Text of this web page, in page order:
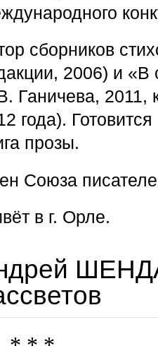
сборников
2006) и «В
Ганичева, 2011,
года).
прозы.
Союза
в г. Орле.
* * *